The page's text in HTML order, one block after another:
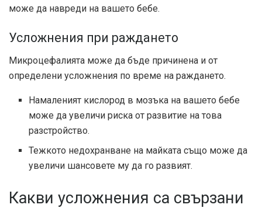
може да навреди на вашето бебе.
Усложнения при раждането
Микроцефалията може да бъде причинена и от
определени усложнения по време на раждането.
Намаленият кислород в мозъка на вашето бебе
може да увеличи риска от развитие на това
разстройство.
Тежкото недохранване на майката също може да
увеличи шансовете му да го развият.
Какви усложнения са свързани